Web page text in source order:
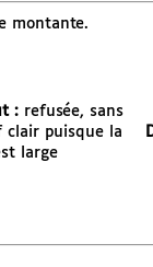
montante.
: refusée, sans
clair puisque la
large